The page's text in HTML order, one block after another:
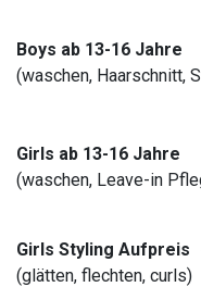
Boys ab 13-16 Jahre
(waschen, Haarschnitt,
Girls ab 13-16 Jahre
(waschen, Leave-in
Girls Styling Aufpreis
(glätten, flechten, curls)